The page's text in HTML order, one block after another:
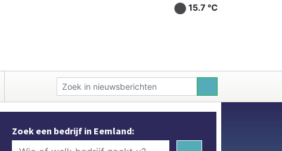
15.7 ℃
Zoek een bedrijf in Eemland: